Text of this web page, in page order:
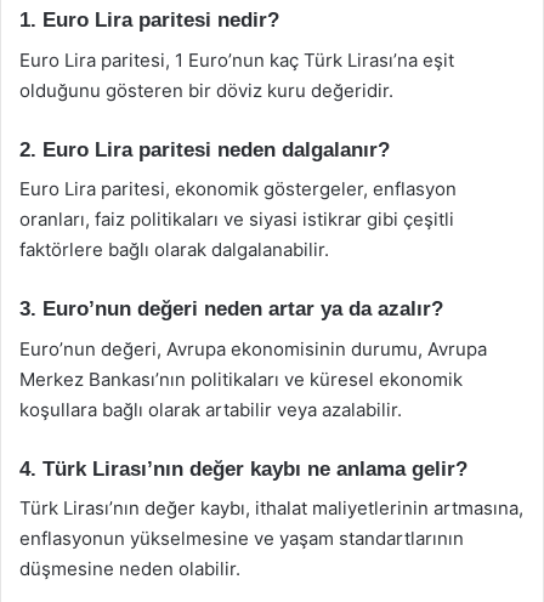
1. Euro Lira paritesi nedir?
Euro Lira paritesi, 1 Euro’nun kaç Türk Lirası’na eşit
olduğunu gösteren bir döviz kuru değeridir.
2. Euro Lira paritesi neden dalgalanır?
Euro Lira paritesi, ekonomik göstergeler, enflasyon
oranları, faiz politikaları ve siyasi istikrar gibi çeşitli
faktörlere bağlı olarak dalgalanabilir.
3. Euro’nun değeri neden artar ya da azalır?
Euro’nun değeri, Avrupa ekonomisinin durumu, Avrupa
Merkez Bankası’nın politikaları ve küresel ekonomik
koşullara bağlı olarak artabilir veya azalabilir.
4. Türk Lirası’nın değer kaybı ne anlama gelir?
Türk Lirası’nın değer kaybı, ithalat maliyetlerinin artmasına,
enflasyonun yükselmesine ve yaşam standartlarının
düşmesine neden olabilir.